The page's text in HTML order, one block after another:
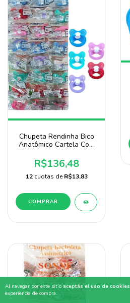
Al navegar por este sitio aceptás el uso de cookies
experiencia de compra.
Chupeta Rendinha Bico
Anatômico Cartela Com
Nany
R$136,48
12 cuotas deR$13,83
COMPRAR